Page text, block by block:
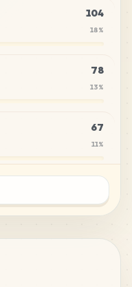
104
18%
78
13%
67
11%
%
11